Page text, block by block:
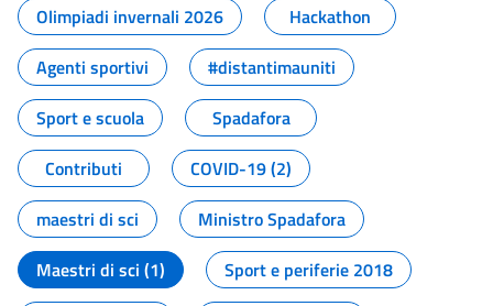
Olimpiadi invernali 2026
Hackathon
Agenti sportivi
#distantimauniti
Sport e scuola
Spadafora
Contributi
COVID-19 (2)
maestri di sci
Ministro Spadafora
Maestri di sci (1)
Sport e periferie 2018